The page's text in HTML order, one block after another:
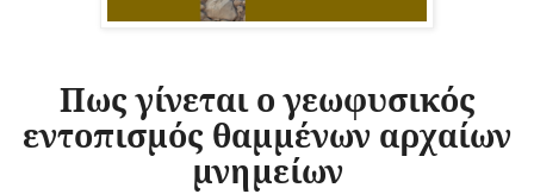
Πως γίνεται ο γεωφυσικός
εντοπισμός θαμμένων αρχαίων
μνημείων